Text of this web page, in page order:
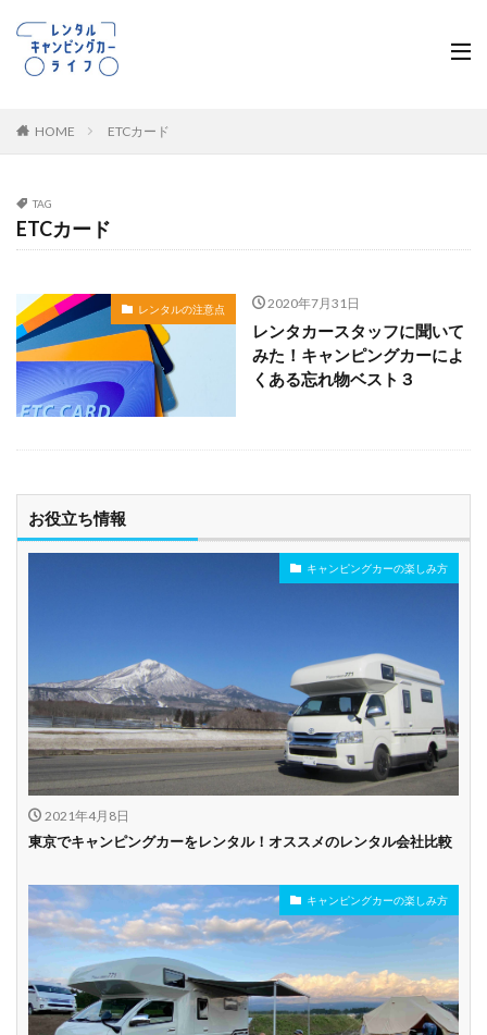
HOME ETCカード
TAG
ETCカード
レンタルの注意点 2020年7月31日
レンタカースタッフに聞いて
みた！キャンピングカーによ
くある忘れ物ベスト３
お役立ち情報
キャンピングカーの楽しみ方
2021年4月8日
東京でキャンピングカーをレンタル！オススメのレンタル会社比較
キャンピングカーの楽しみ方